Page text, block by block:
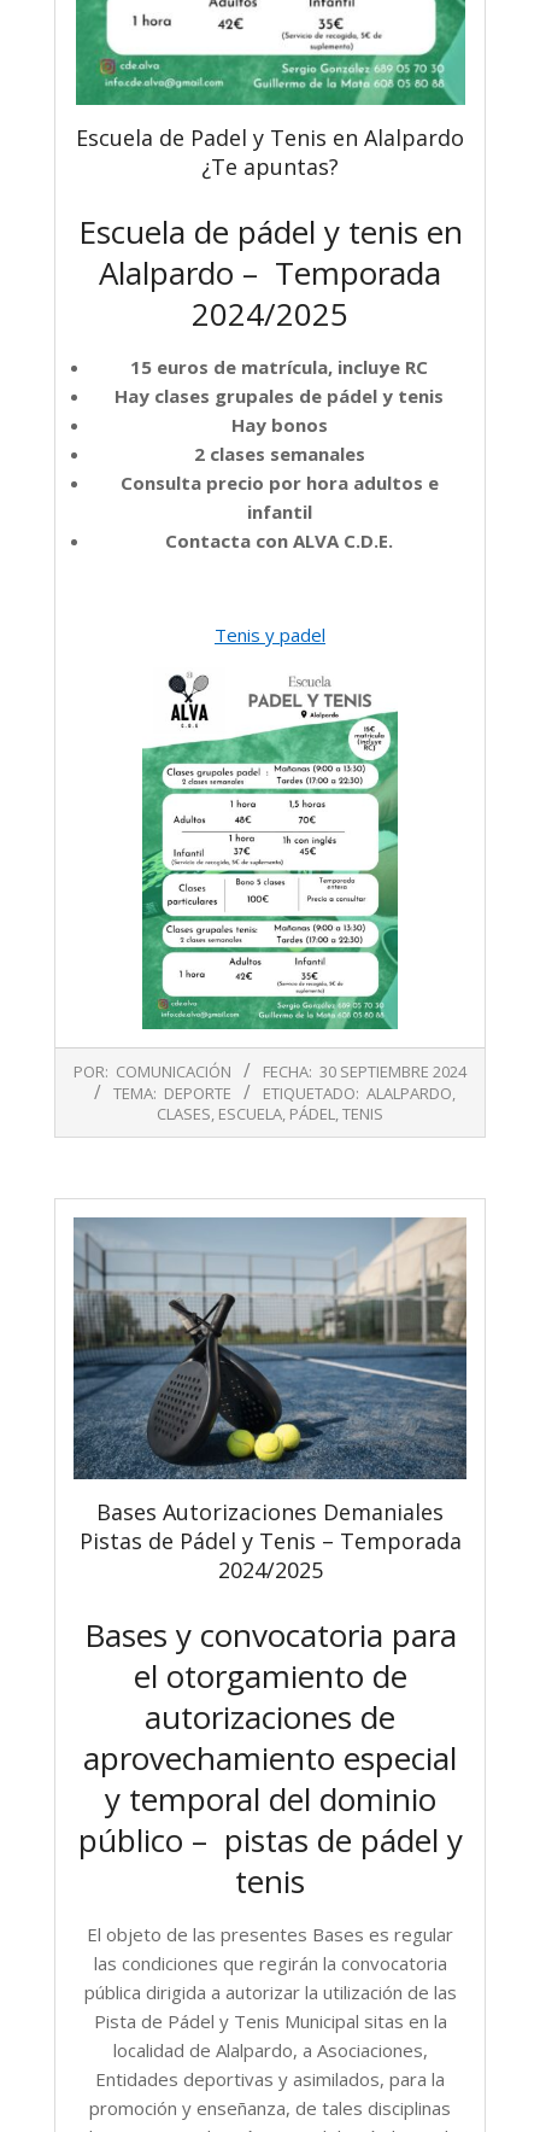
Escuela de Padel y Tenis en Alalpardo
¿Te apuntas?
Escuela de pádel y tenis en
Alalpardo – Temporada
2024/2025
15 euros de matrícula, incluye RC
Hay clases grupales de pádel y tenis
Hay bonos
2 clases semanales
Consulta precio por hora adultos e
infantil
Contacta con ALVA C.D.E.
Tenis y padel
09-
POR: COMUNICACIÓN FECHA: 30 SEPTIEMBRE 2024
TEMA: DEPORTE ETIQUETADO: ALALPARDO,
CLASES, ESCUELA, PÁDEL,TENIS
Bases Autorizaciones Demaniales
Pistas de Pádel y Tenis – Temporada
2024/2025
Bases y convocatoria para
el otorgamiento de
autorizaciones de
aprovechamiento especial
y temporal del dominio
público – pistas de pádel y
tenis
El objeto de las presentes Bases es regular
las condiciones que regirán la convocatoria
pública dirigida a autorizar la utilización de las
Pista de Pádel y Tenis Municipal sitas en la
localidad de Alalpardo, a Asociaciones,
Entidades deportivas y asimilados, para la
promoción y enseñanza, de tales disciplinas